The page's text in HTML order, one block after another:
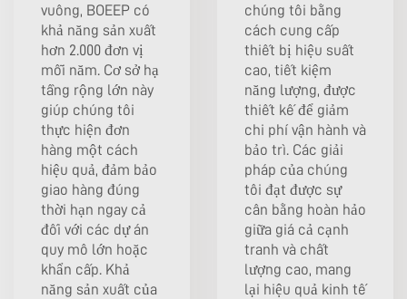
vuông, BOEEP có
khả năng sản xuất
hơn 2.000 đơn vị
mỗi năm. Cơ sở hạ
tầng rộng lớn này
giúp chúng tôi
thực hiện đơn
hàng một cách
hiệu quả, đảm bảo
giao hàng đúng
thời hạn ngay cả
đối với các dự án
quy mô lớn hoặc
khẩn cấp. Khả
năng sản xuất của
chúng tôi bằng
cách cung cấp
thiết bị hiệu suất
cao, tiết kiệm
năng lượng, được
thiết kế để giảm
chi phí vận hành và
bảo trì. Các giải
pháp của chúng
tôi đạt được sự
cân bằng hoàn hảo
giữa giá cả cạnh
tranh và chất
lượng cao, mang
lại hiệu quả kinh tế